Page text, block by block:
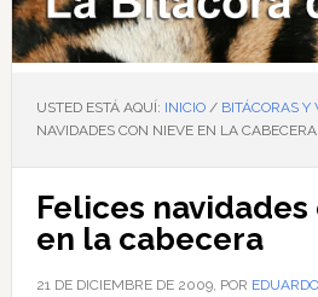
principal
USTED ESTÁ AQUÍ: INICIO / BITÁCORAS Y
NAVIDADES CON NIEVE EN LA CABECERA
Felices
en la cabecera
21 DE DICIEMBRE DE 2009, POR